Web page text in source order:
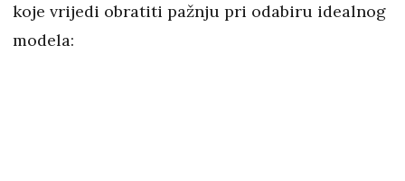
koje vrijedi obratiti pažnju pri odabiru idealnog
modela: